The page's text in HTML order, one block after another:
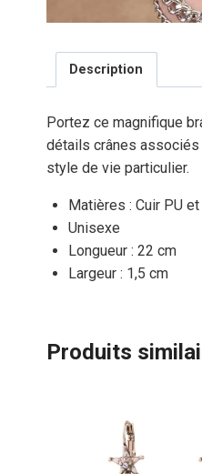
Description
Portez ce magnifique
détails crânes associés
style de vie particulier.
Matières : Cuir PU
Unisexe
Longueur : 22 cm
Largeur : 1,5 cm
Produits